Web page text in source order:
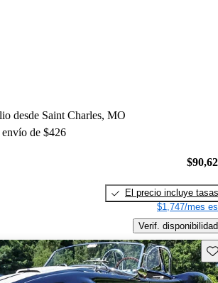
desde Saint Charles, MO
de $426
El precio incluye tasas
$1,747/mes
Verif. disponibilidad